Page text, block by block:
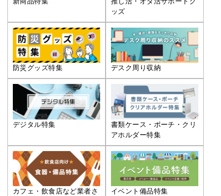
ッズ
防災グッズ特集 デスク周り収納
デジタル特集
書類ケース・ポーチ・クリ
アホルダー特集
カフェ・飲食店など業者さ
イベント備品特集